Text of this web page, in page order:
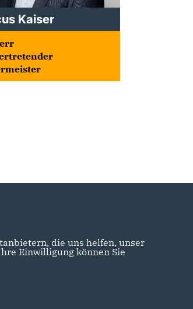
Kaiser
die uns helfen, unser
Einwilligung können Sie